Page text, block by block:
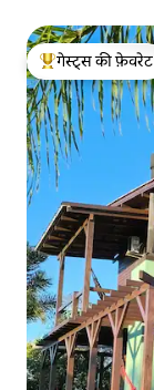
गेस्ट्स का टॉप
गेस्ट्स की फ़ेवरेट